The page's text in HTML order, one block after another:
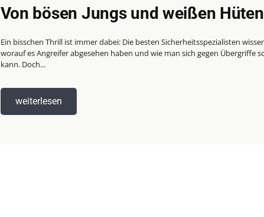
Von bösen Jungs und weißen Hüten
Ein bisschen Thrill ist immer dabei: Die besten Sicherheitsspezialisten
worauf es Angreifer abgesehen haben und wie man sich gegen Übergriffe
kann. Doch...
weiterlesen